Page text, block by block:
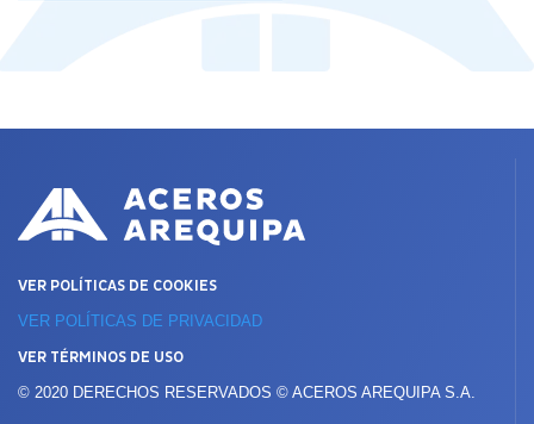
VER POLÍTICAS DE COOKIES
VER POLÍTICAS DE PRIVACIDAD
VER TÉRMINOS DE USO
© 2020 DERECHOS RESERVADOS © ACEROS AREQUIPA S.A.